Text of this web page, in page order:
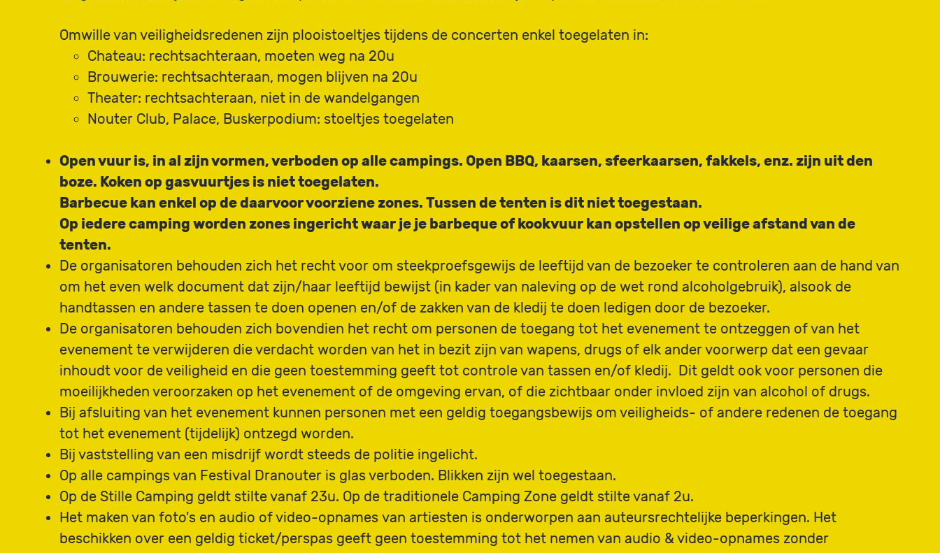
Omwille van veiligheidsredenen zijn plooistoeltjes tijdens de concerten enkel toegelaten in:
Chateau: rechtsachteraan, moeten weg na 20u
Brouwerie: rechtsachteraan, mogen blijven na 20u
Theater: rechtsachteraan, niet in de wandelgangen
Nouter Club, Palace, Buskerpodium: stoeltjes toegelaten
Open vuur is, in al zijn vormen, verboden op alle campings. Open BBQ, kaarsen, sfeerkaarsen, fakkels, enz. zijn uit den
boze. Koken op gasvuurtjes is niet toegelaten.
Barbecue kan enkel op de daarvoor voorziene zones. Tussen de tenten is dit niet toegestaan.
Op iedere camping worden zones ingericht waar je je barbeque of kookvuur kan opstellen op veilige afstand van de
tenten.
De organisatoren behouden zich het recht voor om steekproefsgewijs de leeftijd van de bezoeker te controleren aan de hand van
om het even welk document dat zijn/haar leeftijd bewijst (in kader van naleving op de wet rond alcoholgebruik), alsook de
handtassen en andere tassen te doen openen en/of de zakken van de kledij te doen ledigen door de bezoeker.
De organisatoren behouden zich bovendien het recht om personen de toegang tot het evenement te ontzeggen of van het
evenement te verwijderen die verdacht worden van het in bezit zijn van wapens, drugs of elk ander voorwerp dat een gevaar
inhoudt voor de veiligheid en die geen toestemming geeft tot controle van tassen en/of kledij. Dit geldt ook voor personen die
moeilijkheden veroorzaken op het evenement of de omgeving ervan, of die zichtbaar onder invloed zijn van alcohol of drugs.
Bij afsluiting van het evenement kunnen personen met een geldig toegangsbewijs om veiligheids- of andere redenen de toegang
tot het evenement (tijdelijk) ontzegd worden.
Bij vaststelling van een misdrijf wordt steeds de politie ingelicht.
Op alle campings van Festival Dranouter is glas verboden. Blikken zijn wel toegestaan.
Op de Stille Camping geldt stilte vanaf 23u. Op de traditionele Camping Zone geldt stilte vanaf 2u.
Het maken van foto's en audio of video-opnames van artiesten is onderworpen aan auteursrechtelijke beperkingen. Het
beschikken over een geldig ticket/perspas geeft geen toestemming tot het nemen van audio & video-opnames zonder